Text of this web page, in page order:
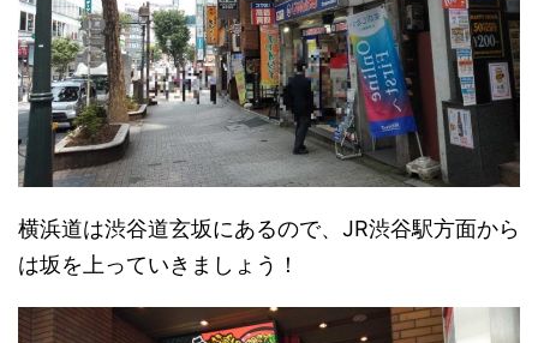
横浜道は渋谷道玄坂にあるので、JR渋谷駅方面から
は坂を上っていきましょう！